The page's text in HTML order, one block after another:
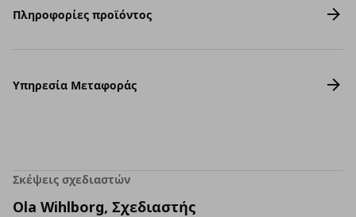
Πληροφορίες προϊόντος
Υπηρεσία Μεταφοράς
Σκέψεις σχεδιαστών
Ola Wihlborg, Σχεδιαστής